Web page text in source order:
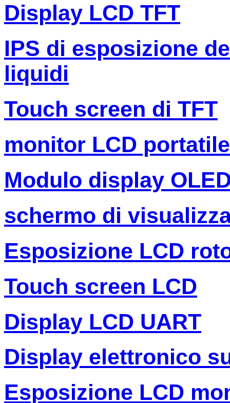
Display LCD TFT
IPS di esposizione
liquidi
Touch screen di TFT
monitor LCD portatile
Modulo display
schermo di
Esposizione LCD
Touch screen LCD
Display LCD UART
Display elettronico
Esposizione LCD